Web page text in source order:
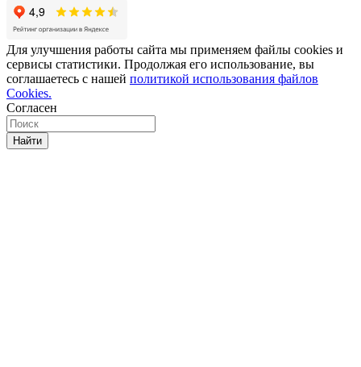
Для улучшения работы сайта мы применяем файлы cookies и
сервисы статистики. Продолжая его использование, вы
соглашаетесь с нашей политикой использования файлов
Cookies.
Согласен
Найти